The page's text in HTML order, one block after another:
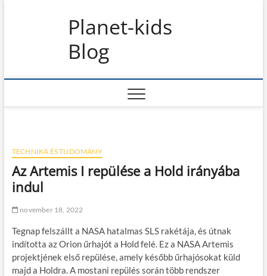
Planet-kids
Blog
TECHNIKA ÉS TUDOMÁNY
Az Artemis I repülése a Hold irányába
indul
november 18, 2022
Tegnap felszállt a NASA hatalmas SLS rakétája, és útnak
indította az Orion űrhajót a Hold felé. Ez a NASA Artemis
projektjének első repülése, amely később űrhajósokat küld
majd a Holdra. A mostani repülés során több rendszer